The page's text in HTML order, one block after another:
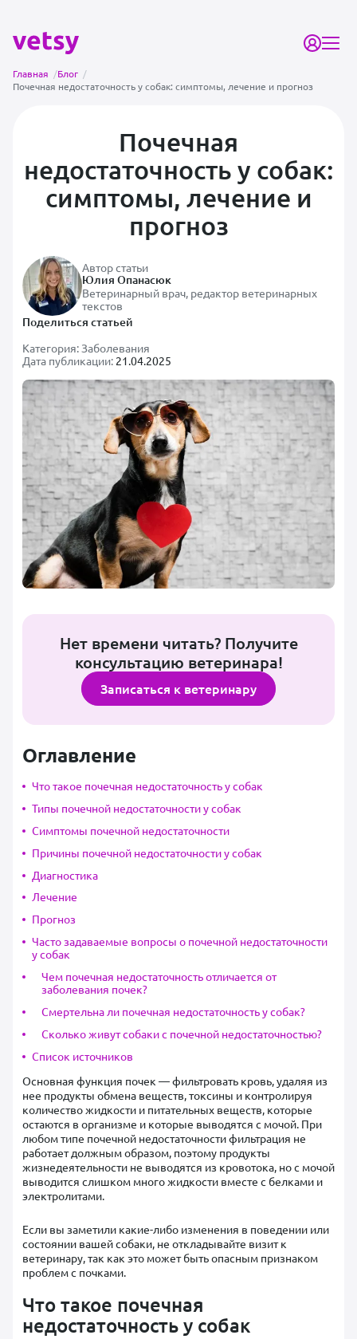
Главная /Блог /
Почечная недостаточность у собак: симптомы, лечение и прогноз
Почечная
недостаточность у собак:
симптомы, лечение и
прогноз
Автор статьи
Юлия Опанасюк
Ветеринарный врач, редактор ветеринарных
текстов
Поделиться статьей
Категория:Заболевания
Дата публикации: 21.04.2025
Нет времени читать? Получите
консультацию ветеринара!
Записаться к ветеринару
Оглавление
Что такое почечная недостаточность у собак
Типы почечной недостаточности у собак
Симптомы почечной недостаточности
Причины почечной недостаточности у собак
Диагностика
Лечение
Прогноз
Часто задаваемые вопросы о почечной недостаточности
у собак
Чем почечная недостаточность отличается от
заболевания почек?
Смертельна ли почечная недостаточность у собак?
Сколько живут собаки с почечной недостаточностью?
Список источников
Основная функция почек — фильтровать кровь, удаляя из
нее продукты обмена веществ, токсины и контролируя
количество жидкости и питательных веществ, которые
остаются в организме и которые выводятся с мочой. При
любом типе почечной недостаточности фильтрация не
работает должным образом, поэтому продукты
жизнедеятельности не выводятся из кровотока, но с мочой
выводится слишком много жидкости вместе с белками и
электролитами.
Если вы заметили какие-либо изменения в поведении или
состоянии вашей собаки, не откладывайте визит к
ветеринару, так как это может быть опасным признаком
проблем с почками.
Что такое почечная
недостаточность у собак